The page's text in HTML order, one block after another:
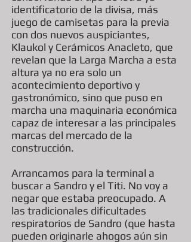
identificatorio de la divisa, más
juego de camisetas para la previa
con dos nuevos auspiciantes,
Klaukol y Cerámicos Anacleto, que
revelan que la Larga Marcha a esta
altura ya no era solo un
acontecimiento deportivo y
gastronómico, sino que puso en
marcha una maquinaria económica
capaz de interesar a las principales
marcas del mercado de la
construcción.
Arrancamos para la terminal a
buscar a Sandro y el Titi. No voy a
negar que estaba preocupado. A
las tradicionales dificultades
respiratorios de Sandro (que hasta
pueden originarle ahogos aún sin